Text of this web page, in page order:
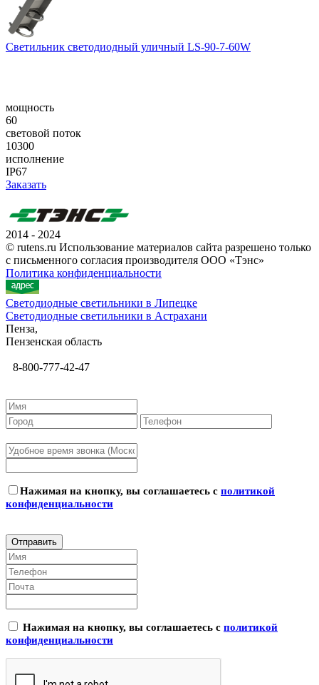
Светильник светодиодный уличный LS-90-7-60W
мощность
60
световой поток
10300
исполнение
IP67
Заказать
2014 - 2024
© rutens.ru Использование материалов сайта разрешено только
с письменного согласия производителя ООО «Тэнс»
Политика конфиденциальности
Светодиодные светильники в Липецке
Светодиодные светильники в Астрахани
Пенза,
Пензенская область
8-800-777-42-47
Нажимая на кнопку, вы соглашаетесь с политикой
конфиденциальности
Нажимая на кнопку, вы соглашаетесь с политикой
конфиденциальности